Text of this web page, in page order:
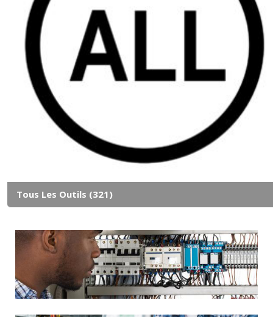
Tous Les Outils (321)